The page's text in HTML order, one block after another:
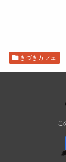
きづきカフェ